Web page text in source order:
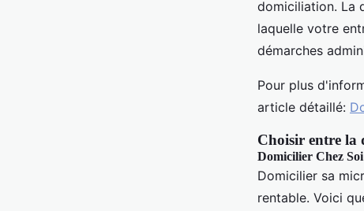
domiciliation. La
laquelle votre
démarches
Pour plus
article détaillé:
Choisir entre la
Domicilier Chez Soi
Domicilier sa
rentable. Voici